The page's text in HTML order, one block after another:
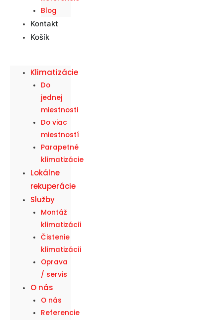
Blog
Kontakt
Košík
Klimatizácie
Do
jednej
miestnosti
Do viac
miestností
Parapetné
klimatizácie
Lokálne
rekuperácie
Služby
Montáž
klimatizácií
Čistenie
klimatizácií
Oprava
/ servis
O nás
O nás
Referencie